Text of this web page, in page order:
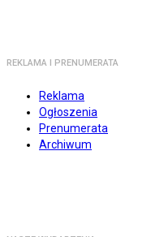
REKLAMA I PRENUMERATA
Reklama
Ogłoszenia
Prenumerata
Archiwum